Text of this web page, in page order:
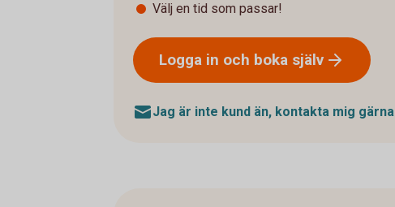
Välj en tid som passar!
Logga in och boka själv
Jag är inte kund än, kontakta mig gärna